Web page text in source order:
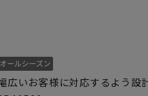
広いお客様に対応するよう設